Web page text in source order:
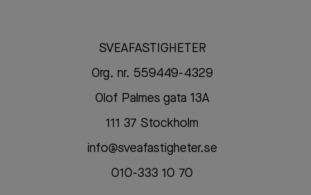
SVEAFASTIGHETER
Org. nr. 559449-4329
Olof Palmes gata 13A
111 37 Stockholm
info@sveafastigheter.se
010-333 10 70